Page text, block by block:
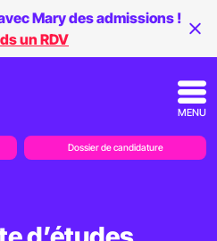
Mary des admissions !
un RDV
MENU
Dossier de candidature